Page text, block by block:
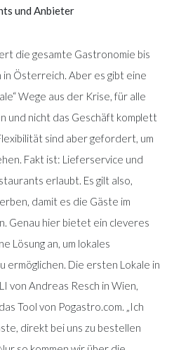
und Anbieter
die gesamte Gastronomie bis
in Österreich. Aber es gibt eine
Wege aus der Krise, für alle
und nicht das Geschäft komplett
sind aber gefordert, um
Fakt ist: Lieferservice und
erlaubt. Es gilt also,
damit es die Gäste im
Genau hier bietet ein cleveres
Lösung an, um lokales
ermöglichen. Die ersten Lokale in
von Andreas Resch in Wien,
Tool von Pogastro.com. „Ich
direkt bei uns zu bestellen